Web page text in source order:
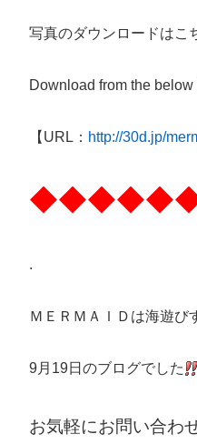
写真のダウンロードはこ
Download from the
【URL： http://30d.jp/
.
ＭＥＲＭＡＩＤは海遊び
9月19日のブログでした
お気軽にお問い合わ